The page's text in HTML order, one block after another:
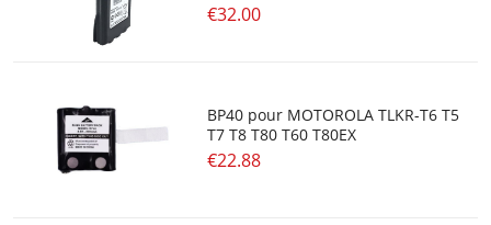
€32.00
BP40 pour MOTOROLA TLKR-T6 T5
T7 T8 T80 T60 T80EX
€22.88